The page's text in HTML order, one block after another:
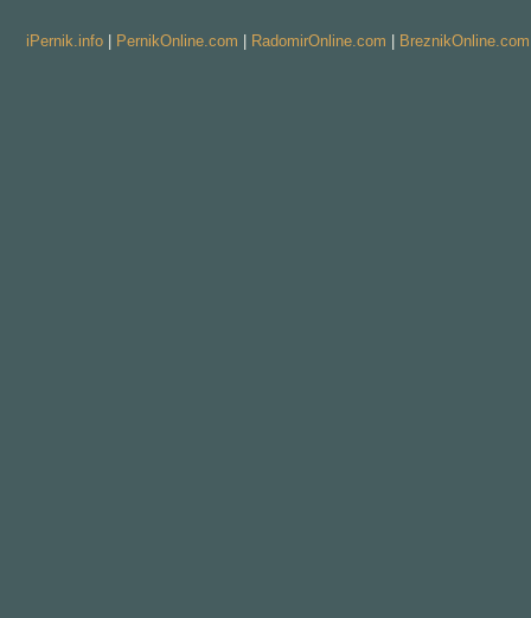
iPernik.info PernikOnline.com RadomirOnline.com BreznikOnline.com